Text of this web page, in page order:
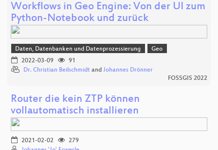
Workflows in Geo Engine: Von der UI zum
Python-Notebook und zurück
Daten, Datenbanken und Datenprozessierung
Geo
2022-03-09
91
Dr. Christian Beilschmidt and Johannes Drönner
FOSSGIS 2022
Router die kein ZTP können
vollautomatisch installieren
2021-02-02
279